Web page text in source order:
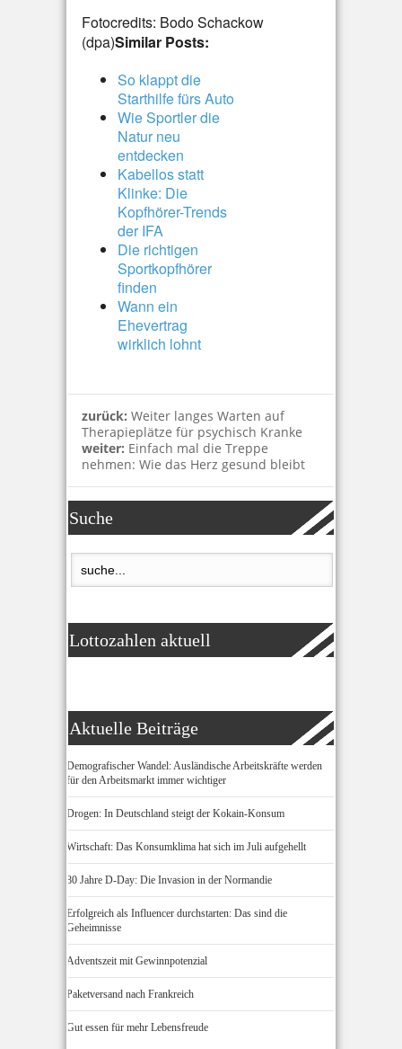
Fotocredits: Bodo Schackow
(dpa)Similar Posts:
So klappt die
Starthilfe fürs Auto
Wie Sportler die
Natur neu
entdecken
Kabellos statt
Klinke: Die
Kopfhörer-Trends
der IFA
Die richtigen
Sportkopfhörer
finden
Wann ein
Ehevertrag
wirklich lohnt
zurück: Weiter langes Warten auf
Therapieplätze für psychisch Kranke
weiter: Einfach mal die Treppe
nehmen: Wie das Herz gesund bleibt
Suche
Lottozahlen aktuell
Aktuelle Beiträge
Demografischer Wandel: Ausländische Arbeitskräfte werden
für den Arbeitsmarkt immer wichtiger
Drogen: In Deutschland steigt der Kokain-Konsum
Wirtschaft: Das Konsumklima hat sich im Juli aufgehellt
80 Jahre D-Day: Die Invasion in der Normandie
Erfolgreich als Influencer durchstarten: Das sind die
Geheimnisse
Adventszeit mit Gewinnpotenzial
Paketversand nach Frankreich
Gut essen für mehr Lebensfreude